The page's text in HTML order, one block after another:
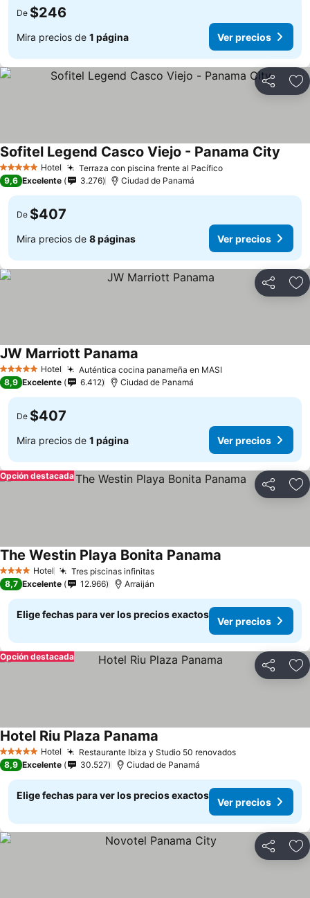
De $246
Mira precios de 1 página Ver precios
Compartir
5 Estrellas Hotel Terraza con piscina frente al Pacífico
Sofitel Legend Casco Viejo - Panama City
9,6 Excelente 3.276 Ciudad de Panamá
De $407
Mira precios de 8 páginas Ver precios
Compartir
5 Estrellas Hotel Auténtica cocina panameña en MASI
JW Marriott Panama
8,9 Excelente 6.412 Ciudad de Panamá
De $407
Mira precios de 1 página Ver precios
Compartir
Opción destacada
4 EstrellasHotel Tres piscinas infinitas
The Westin Playa Bonita Panama
8,7 Excelente 12.966 Arraiján
Elige fechas para ver los precios exactos
Ver precios
Compartir
Opción destacada
5 Estrellas Hotel Restaurante Ibiza y Studio 50 renovados
Hotel Riu Plaza Panama
8,9 Excelente 30.527 Ciudad de Panamá
Elige fechas para ver los precios exactos
Ver precios
Compartir